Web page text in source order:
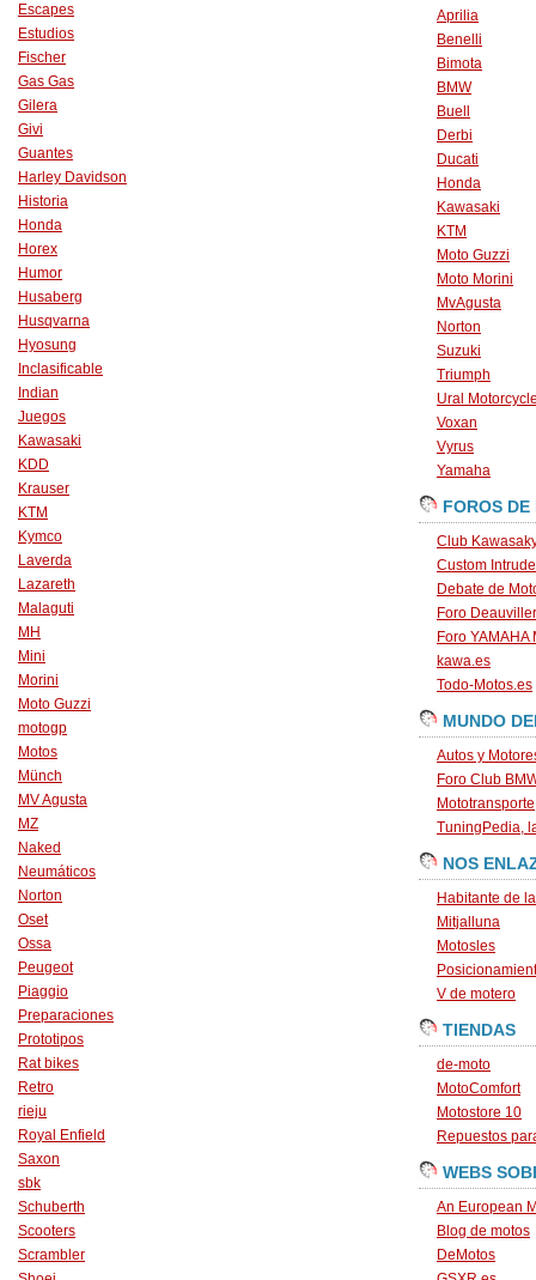
Escapes
Estudios
Fischer
Gas Gas
Gilera
Givi
Guantes
Harley Davidson
Historia
Honda
Horex
Humor
Husaberg
Husqvarna
Hyosung
Inclasificable
Indian
Juegos
Kawasaki
KDD
Krauser
KTM
Kymco
Laverda
Lazareth
Malaguti
MH
Mini
Morini
Moto Guzzi
motogp
Motos
Münch
MV Agusta
MZ
Naked
Neumáticos
Norton
Oset
Ossa
Peugeot
Piaggio
Preparaciones
Prototipos
Rat bikes
Retro
rieju
Royal Enfield
Saxon
sbk
Schuberth
Scooters
Scrambler
Aprilia
Benelli
Bimota
BMW
Buell
Derbi
Ducati
Honda
Kawasaki
KTM
Moto Guzzi
Moto Morini
MvAgusta
Norton
Suzuki
Triumph
Ural
Voxan
Vyrus
Yamaha
FOROS DE
Club
Custom
Debate de
Foro
Foro YAMAHA
kawa.es
Todo-Motos.es
MUNDO
Autos y
Foro Club
Mototransporte
TuningPedia,
NOS
Habitante de
Mitjalluna
Motosles
V de motero
TIENDAS
de-moto
MotoComfort
Motostore 10
Repuestos
WEBS
An European
Blog de motos
DeMotos